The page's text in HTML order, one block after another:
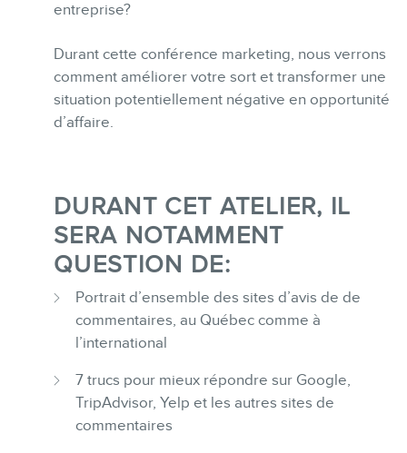
BLOGUE
CONTACT
MEMBRES
entreprise?
Durant cette conférence marketing, nous verrons
comment améliorer votre sort et transformer une
situation potentiellement négative en opportunité
d’affaire.
DURANT CET ATELIER, IL
SERA NOTAMMENT
QUESTION DE:
Portrait d’ensemble des sites d’avis de de
commentaires, au Québec comme à
l’international
7 trucs pour mieux répondre sur Google,
TripAdvisor, Yelp et les autres sites de
commentaires